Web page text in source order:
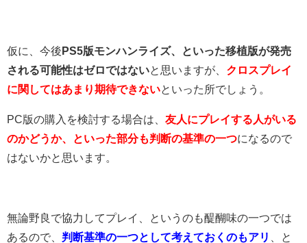
仮に、今後 PS5版モンハンライズ、といった移植版が発売
される可能性はゼロではないと思いますが、 クロスプレイ
に関してはあまり期待できないといった所でしょう。
PC版の購入を検討する場合は、 友人にプレイする人がいる
のかどうか、といった部分も判断の基準の一つになるので
はないかと思います。
無論野良で協力してプレイ、というのも醍醐味の一つでは
あるので、 判断基準の一つとして考えておくのもアリ
、と